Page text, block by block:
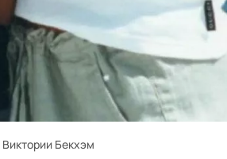
Виктории Бекхэм